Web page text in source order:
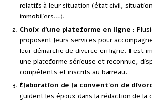
relatifs à leur situation (état civil,
immobiliers…).
Choix d’une plateforme en ligne :
proposent leurs services pour
leur démarche de divorce en ligne. Il est
une plateforme sérieuse et reconnue,
compétents et inscrits au barreau.
Élaboration de la convention de
guident les époux dans la rédaction de la